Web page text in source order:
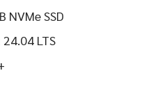
NVMe SSD
LTS